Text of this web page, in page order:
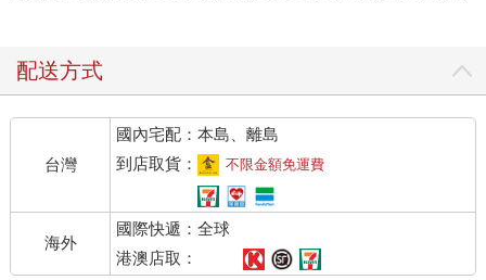
配送方式
台灣
國內宅配：本島、離島
到店取貨：
不限金額免運費
海外
國際快遞：全球
港澳店取：